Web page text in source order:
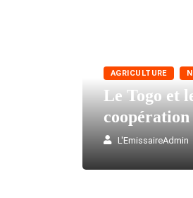
AGRICULTURE
Le Togo et
coopération
L'EmissaireAdmin